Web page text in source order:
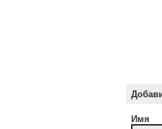
Имя